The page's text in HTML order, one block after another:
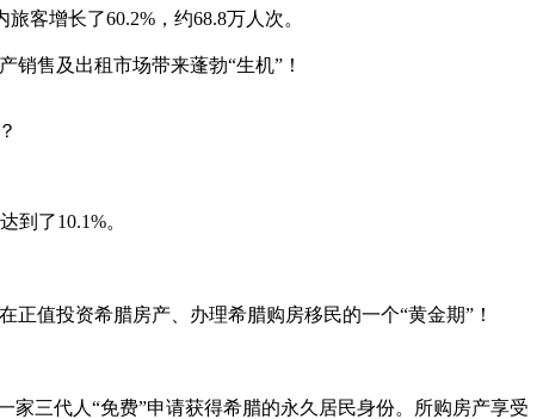
客增长了60.2%，约68.8万人次。
售及出租市场带来蓬勃“生机”！
了10.1%。
值投资希腊房产、办理希腊购房移民的一个“黄金期”！
家三代人“免费”申请获得希腊的永久居民身份。所购房产享受